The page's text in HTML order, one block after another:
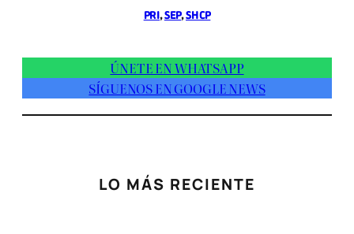
PRI, SEP, SHCP
ÚNETE EN WHATSAPP
SÍGUENOS EN GOOGLE NEWS
LO MÁS RECIENTE